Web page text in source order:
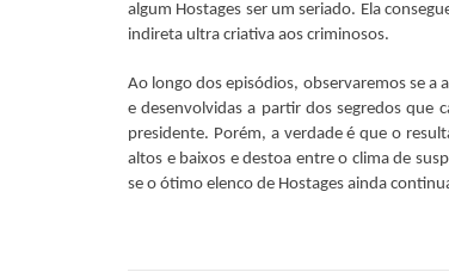
algum Hostages ser um seriado. Ela
indireta ultra criativa aos criminosos.
Ao longo dos episódios, observaremos se a
e desenvolvidas a partir dos segredos que
presidente. Porém, a verdade é que o
altos e baixos e destoa entre o clima de
se o ótimo elenco de Hostages ainda